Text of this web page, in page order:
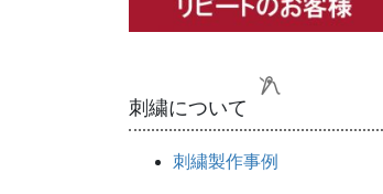
刺繍について
刺繍製作事例